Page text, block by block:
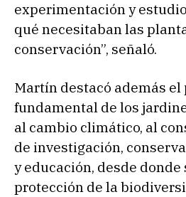
experimentación y
qué necesitaban las
conservación”, señaló.
Martín destacó además el
fundamental de los
al cambio climático, al
de investigación,
y educación, desde donde
protección de la